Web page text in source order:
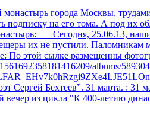
монастырь города Москвы,
на его тома. А под их
: Сегодня, 25.06.13, наши
их не пустили. Паломникам
: По этой сылке размещенны
albums/
Сергей Бехтеев”. 31 марта. : 31
вечер из цикла "К 400-летию